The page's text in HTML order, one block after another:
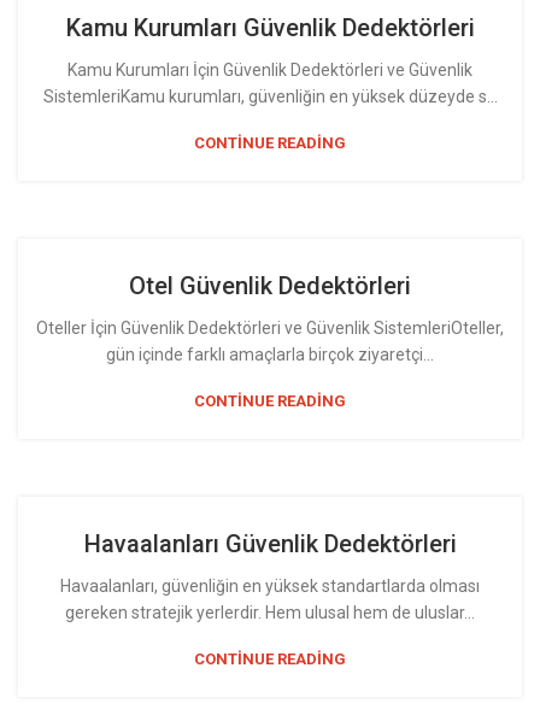
Kamu Kurumları Güvenlik Dedektörleri
Kamu Kurumları İçin Güvenlik Dedektörleri ve Güvenlik
SistemleriKamu kurumları, güvenliğin en yüksek düzeyde s...
CONTINUE READING
Otel Güvenlik Dedektörleri
Oteller İçin Güvenlik Dedektörleri ve Güvenlik SistemleriOteller,
gün içinde farklı amaçlarla birçok ziyaretçi...
CONTINUE READING
Havaalanları Güvenlik Dedektörleri
Havaalanları, güvenliğin en yüksek standartlarda olması
gereken stratejik yerlerdir. Hem ulusal hem de uluslar...
CONTINUE READING